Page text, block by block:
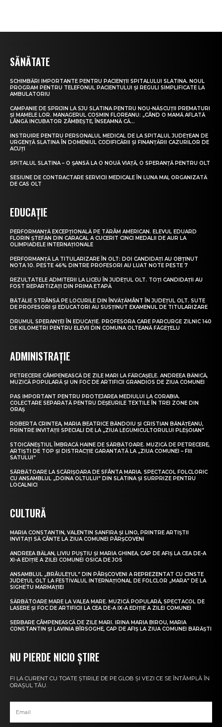
SĂNĂTATE
SCHIMBĂRI IMPORTANTE PENTRU PACIENȚII SPITALULUI SLATINA. NOUL
PROGRAM PENTRU TELEFONUL PACIENTULUI ȘI REGULI SIMPLIFICATE LA
AMBULATORIU
CAMPANIE DE SPRIJIN LA SJU SLATINA PENTRU NOU-NĂSCUȚII PREMATURI
ȘI MAMELE LOR. MANAGERUL COSMIN FLOREANU: „CÂND O MAMĂ AFLATĂ
LÂNGĂ INCUBATOR ZÂMBEȘTE, ÎNSEAMNĂ CĂ...
INSTRUIRE PENTRU PERSONALUL MEDICAL DE LA SPITALUL JUDEȚEAN DE
URGENȚĂ SLATINA ÎN DOMENIUL CODIFICĂRII ȘI FINANȚĂRII CAZURILOR DE
ACUȚI
SPITALUL SLATINA – O ȘANSĂ LA O NOUĂ VIAȚĂ, O SPERANȚĂ PENTRU OLT
SESIUNE DE CONTRACTARE SERVICII MEDICALE ÎN LUNA MAI, ORGANIZATĂ
DE CAS OLT
EDUCAȚIE
PERFORMANȚĂ EXCEPȚIONALĂ PE TĂRÂM AMERICAN. ELEVUL EDUARD
FLORIN ȘTEFAN DIN CARACAL A CUCERIT CINCI MEDALII DE AUR LA
OLIMPIADELE INTERNAȚIONALE
PERFORMANȚĂ LA TITULARIZARE ÎN OLT: DOI CANDIDAȚI AU OBȚINUT
NOTA 10. PESTE 46% DINTRE PROFESORI AU LUAT NOTE PESTE 7
REZULTATELE ADMITERII LA LICEU ÎN JUDEȚUL OLT. TOȚI CANDIDAȚII AU
FOST REPARTIZAȚI DIN PRIMA ETAPĂ
BĂTĂLIE STRÂNSĂ PE LOCURILE DIN ÎNVĂȚĂMÂNT ÎN JUDEȚUL OLT. SUTE
DE PROFESORI ȘI EDUCATORI AU SUSȚINUT EXAMENUL DE TITULARIZARE
DRUMUL SPERANȚEI ÎN EDUCAȚIE. PROFESORA CARE PARCURGE ZILNIC 140
DE KILOMETRI PENTRU ELEVII DIN COMUNA OLTEANĂ FĂGEȚELU
ADMINISTRAȚIE
PETRECERE CÂMPENEASCĂ DE ZILE MARI LA FĂRCAȘELE. ANDREEA BĂNICĂ,
MUZICĂ POPULARĂ ȘI UN FOC DE ARTIFICII GRANDIOS DE ZIUA COMUNEI
PAS IMPORTANT PENTRU PROTEJAREA MEDIULUI LA CORABIA.
COLECTARE SEPARATĂ PENTRU DEȘEURILE TEXTILE ÎN TREI ZONE DIN
ORAȘ
ROBERTA CRINTEA, MARIA BEATRICE BĂNDOIU ȘI CRISTIAN BĂNĂȚEANU,
PRINTRE INVITAȚII SPECIALI DE LA „ZIUA LEGUMICULTORULUI PLEȘOIAN”
STOICĂNEȘTIUL ÎMBRACĂ HAINE DE SĂRBĂTOARE. MUZICĂ DE PETRECERE,
ARTIȘTI DE TOP ȘI DISTRACȚIE GARANTATĂ LA „ZIUA COMUNEI – FIII
SATULUI”
SĂRBĂTOARE LA SCĂRIȘOARA DE SFÂNTA MARIA. SPECTACOL FOLCLORIC
CU ANSAMBLUL „DOINA OLTULUI” DIN SLATINA ȘI SURPRIZE PENTRU
LOCALNICI
CULTURĂ
MARIA CONSTANTIN, VALENTIN SANFIRA ȘI LINO, PRINTRE ARTIȘTII
INVITAȚI SĂ CÂNTE LA ZIUA COMUNEI PÂRȘCOVENI
ANDREEA BĂLAN, LIVIU PUȘTIU ȘI MARIA GHINEA, CAP DE AFIȘ LA CEA DE-A
XI-A EDIȚIE A ZILEI COMUNEI OSICA DE JOS
ANSAMBLUL „BRÂULEȚUL” DIN PÂRȘCOVENI A REPREZENTAT CU CINSTE
JUDEȚUL OLT LA FESTIVALUL INTERNAȚIONAL DE FOLCLOR „MARA” DE LA
SIGHETU MARMAȚIEI
SĂRBĂTOARE MARE LA VALEA MARE. MUZICĂ POPULARĂ, SPECTACOL DE
LASERE ȘI FOC DE ARTIFICII LA CEA DE-A IX-A EDIȚIE A ZILEI COMUNEI
SERBARE CÂMPENEASCĂ DE ZILE MARI. IRINA MARIA BIROU, MARIA
CONSTANTIN ȘI LAVINIA BÎRSOGHE, CAP DE AFIȘ LA ZIUA COMUNEI BĂRĂȘTI
NU PIERDE NICIO ȘTIRE
FI LA CURENT CU TOATE ȘTIRILE DE PE GLOB ȘI VEZI CE SE ÎNTÂMPLĂ ÎN
ORAȘUL TĂU.